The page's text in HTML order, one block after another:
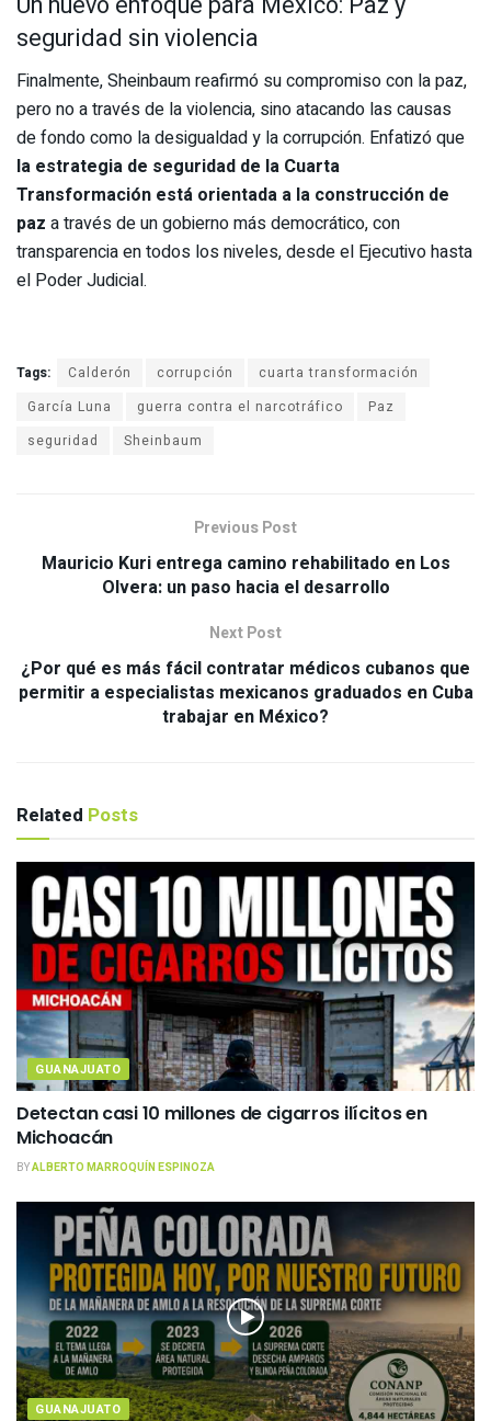
seguridad sin violencia
Finalmente, Sheinbaum reafirmó su compromiso con la paz,
pero no a través de la violencia, sino atacando las causas
de fondo como la desigualdad y la corrupción. Enfatizó que
la estrategia de seguridad de la Cuarta
Transformación está orientada a la construcción de
paz a través de un gobierno más democrático, con
transparencia en todos los niveles, desde el Ejecutivo hasta
el Poder Judicial.
Tags: Calderón corrupción
cuarta transformación
García Luna
guerra contra el narcotráfico
Paz
seguridad
Sheinbaum
Previous Post
Mauricio Kuri entrega camino rehabilitado en Los
Olvera: un paso hacia el desarrollo
Next Post
¿Por qué es más fácil contratar médicos cubanos que
permitir a especialistas mexicanos graduados en Cuba
trabajar en México?
Related Posts
GUANAJUATO
Detectan casi 10 millones de cigarros ilícitos en
Michoacán
BYALBERTO MARROQUÍN ESPINOZA
GUANAJUATO